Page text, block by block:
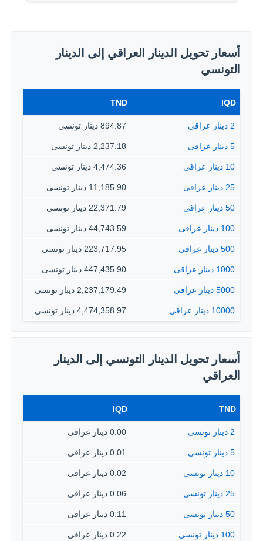
أسعار تحويل الدينار العراقي إلى الدينار
التونسي
IQD
TND
2 دينار عراقى 894.87 دينار تونسى
5 دينار عراقى 2,237.18 دينار تونسى
10 دينار عراقى 4,474.36 دينار تونسى
25 دينار عراقى 11,185.90 دينار تونسى
50 دينار عراقى 22,371.79 دينار تونسى
100 دينار عراقى 44,743.59 دينار تونسى
500 دينار عراقى 223,717.95 دينار تونسى
1000 دينار عراقى 447,435.90 دينار تونسى
5000 دينار عراقى 2,237,179.49 دينار تونسى
10000 دينار عراقى 4,474,358.97 دينار تونسى
أسعار تحويل الدينار التونسي إلى الدينار
العراقي
TND
IQD
2 دينار تونسى 0.00 دينار عراقى
5 دينار تونسى 0.01 دينار عراقى
10 دينار تونسى 0.02 دينار عراقى
25 دينار تونسى 0.06 دينار عراقى
50 دينار تونسى 0.11 دينار عراقى
100 دينار تونسى 0.22 دينار عراقى